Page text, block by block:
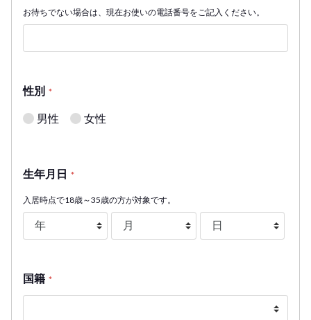
お待ちでない場合は、現在お使いの電話番号をご記入ください。
性別 *
男性 女性
生年月日 *
入居時点で18歳～35歳の方が対象です。
国籍 *